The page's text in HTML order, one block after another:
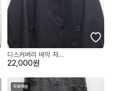
디스커버리 바막 자...
22,000원